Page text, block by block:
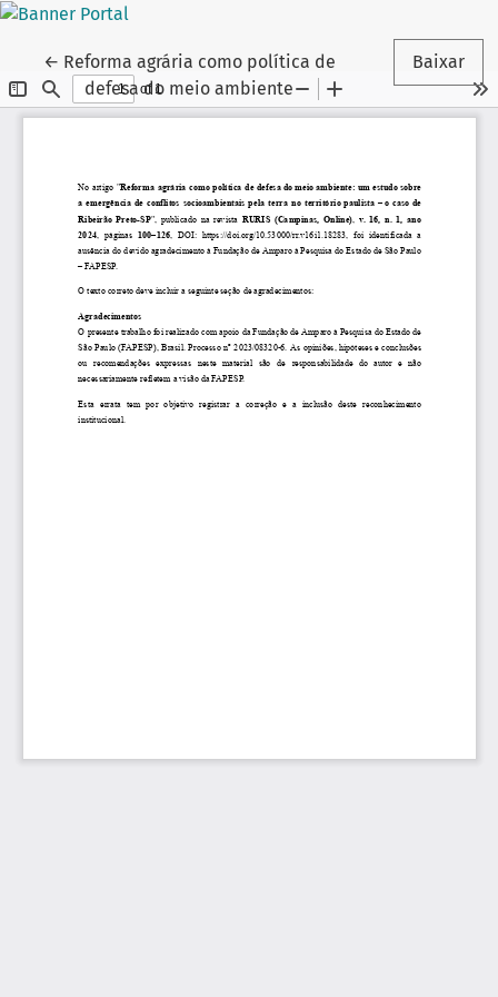
← Voltar aos Detalhes do Artigo
Reforma agrária como política de
defesa do meio ambiente
Baixar